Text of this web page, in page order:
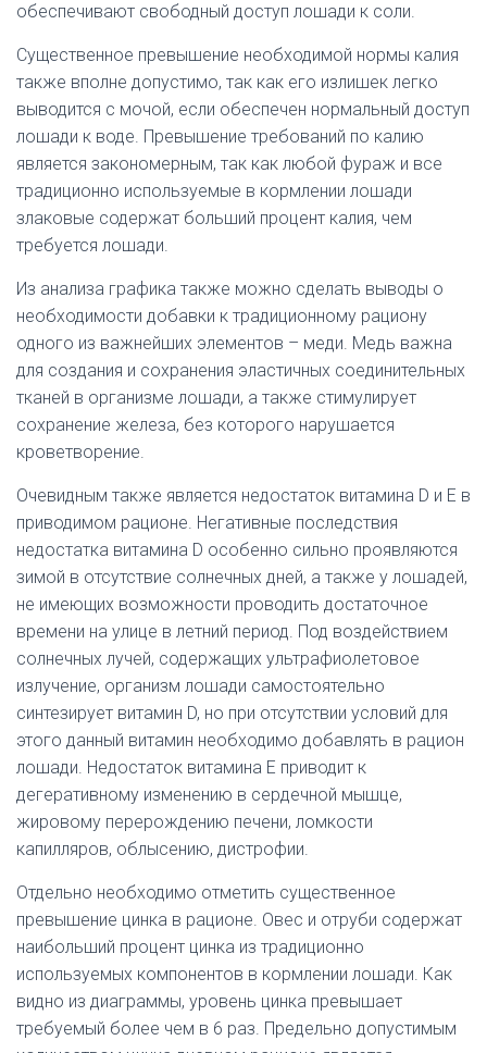
обеспечивают свободный доступ лошади к соли.
Существенное превышение необходимой нормы калия
также вполне допустимо, так как его излишек легко
выводится с мочой, если обеспечен нормальный доступ
лошади к воде. Превышение требований по калию
является закономерным, так как любой фураж и все
традиционно используемые в кормлении лошади
злаковые содержат больший процент калия, чем
требуется лошади.
Из анализа графика также можно сделать выводы о
необходимости добавки к традиционному рациону
одного из важнейших элементов – меди. Медь важна
для создания и сохранения эластичных соединительных
тканей в организме лошади, а также стимулирует
сохранение железа, без которого нарушается
кроветворение.
Очевидным также является недостаток витамина D и E в
приводимом рационе. Негативные последствия
недостатка витамина D особенно сильно проявляются
зимой в отсутствие солнечных дней, а также у лошадей,
не имеющих возможности проводить достаточное
времени на улице в летний период. Под воздействием
солнечных лучей, содержащих ультрафиолетовое
излучение, организм лошади самостоятельно
синтезирует витамин D, но при отсутствии условий для
этого данный витамин необходимо добавлять в рацион
лошади. Недостаток витамина Е приводит к
дегеративному изменению в сердечной мышце,
жировому перерождению печени, ломкости
капилляров, облысению, дистрофии.
Отдельно необходимо отметить существенное
превышение цинка в рационе. Овес и отруби содержат
наибольший процент цинка из традиционно
используемых компонентов в кормлении лошади. Как
видно из диаграммы, уровень цинка превышает
требуемый более чем в 6 раз. Предельно допустимым